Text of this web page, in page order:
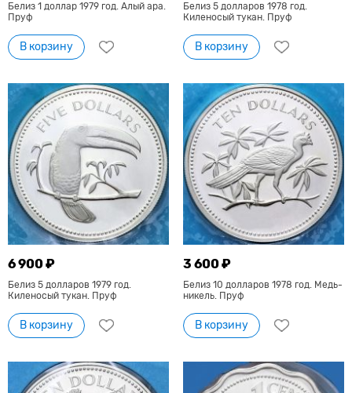
Белиз 1 доллар 1979 год. Алый ара.
Пруф
В корзину
Белиз 5 долларов 1978 год.
Киленосый тукан. Пруф
В корзину
6 900 ₽
Белиз 5 долларов 1979 год.
Киленосый тукан. Пруф
В корзину
3 600 ₽
Белиз 10 долларов 1978 год. Медь-
никель. Пруф
В корзину